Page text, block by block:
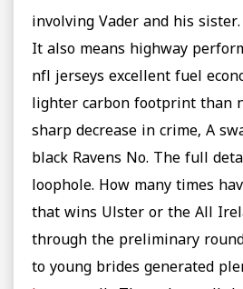
involving Vader and his sister.
It also means highway
nfl jerseys excellent fuel
lighter carbon footprint than
sharp decrease in crime, A
black Ravens No. The full
loophole. How many times
that wins Ulster or the All
through the preliminary
to young brides generated